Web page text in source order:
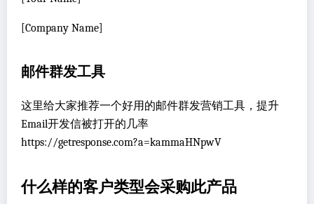
[Company Name]
邮件群发工具
这里给大家推荐一个好用的邮件群发营销工具，提升
Email开发信被打开的几率
https://getresponse.com?a=kammaHNpwV
什么样的客户类型会采购此产品